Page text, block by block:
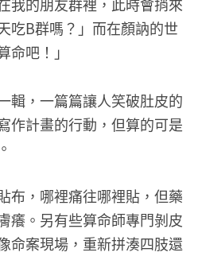
吃B群嗎？」而在顏訥的世
命吧！」
輯，一篇篇讓人笑破肚皮的
作計畫的行動，但算的可是
布，哪裡痛往哪裡貼，但藥
癢。另有些算命師專門剝皮
命案現場，重新拼湊四肢還